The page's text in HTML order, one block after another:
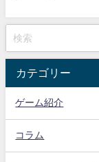
カテゴリー
ゲーム紹介
コラム